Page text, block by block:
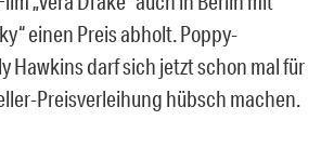
einen Preis abholt. Poppy-
Hawkins darf sich jetzt schon mal für
Preisverleihung hübsch machen.